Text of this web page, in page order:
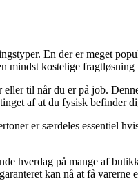
En der er meget
mindst kostelige
til når du er på job.
af at du fysisk befinder
er særdeles essentiel
hverdag på mange af
kan nå at få varerne